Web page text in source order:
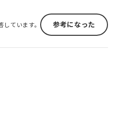
しています。 参考になった